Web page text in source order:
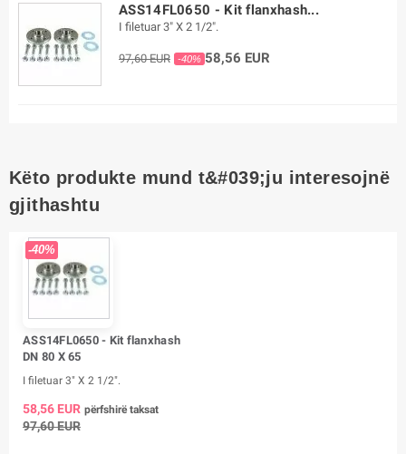
ASS14FL0650 - Kit flanxhash...
I filetuar 3" X 2 1/2".
97,60 EUR -40% 58,56 EUR
Këto produkte mund t&#039;ju interesojnë
gjithashtu
-40%
ASS14FL0650 - Kit flanxhash
DN 80 X 65
I filetuar 3" X 2 1/2".
58,56 EUR përfshirë taksat
97,60 EUR